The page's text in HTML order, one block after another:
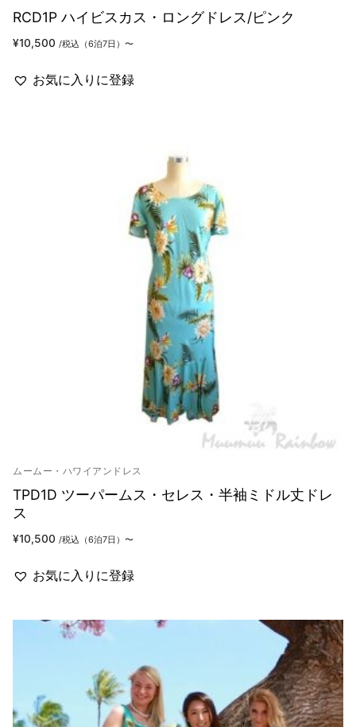
RCD1P ハイビスカス・ロングドレス/ピンク
¥10,500 /税込（6泊7日）〜
お気に入りに登録
ムームー・ハワイアンドレス
TPD1D ツーパームス・セレス・半袖ミドル丈ドレ
ス
¥10,500 /税込（6泊7日）〜
お気に入りに登録